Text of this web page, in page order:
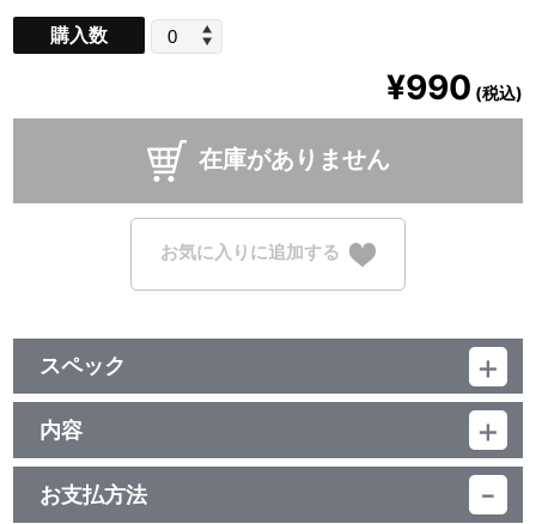
購入数
¥990 (税込)
在庫がありません
お気に入りに追加する
スペック
品番：TU-12151
ジャンル：ラバーキーホルダー
素材：PVC・ナイロン・鉄質
サイズ：セカンドガン ：約 縦57mm×横58mm 以内
スケルバット ：約 縦59mm×横52mm 以内
キングヘラクロス：約 縦57mm×横64mm 以内
内容
【使用上の注意】
●本来の用途以外で使用しないでください。
●思わぬ事故のおそれがありますので、乳幼児または小さなお子様
お支払方法